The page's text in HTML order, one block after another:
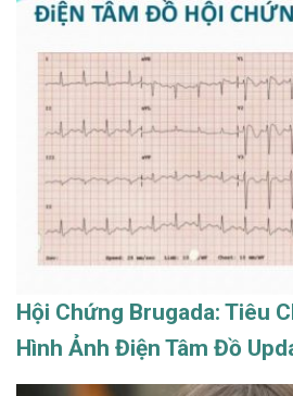
Hội Chứng Brugada: Tiêu
Hình Ảnh Điện Tâm Đồ